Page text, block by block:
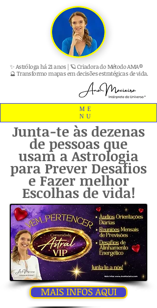
ME
NU
✨ Astróloga há 21 anos | 🪐 Criadora do Método AMA®
🔮 Transformo mapas em decisões estratégicas de vida.
Junta-te às dezenas
de pessoas que
usam a Astrologia
para Prever Desafios
e Fazer melhor
Escolhas de vida!
MAIS INFOS AQUI